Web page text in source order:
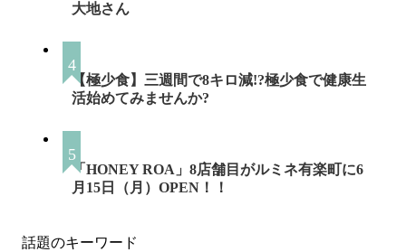
大地さん
【極少食】三週間で8キロ減!?極少食で健康生
活始めてみませんか?
「HONEY ROA」8店舗目がルミネ有楽町に6
月15日（月）OPEN！！